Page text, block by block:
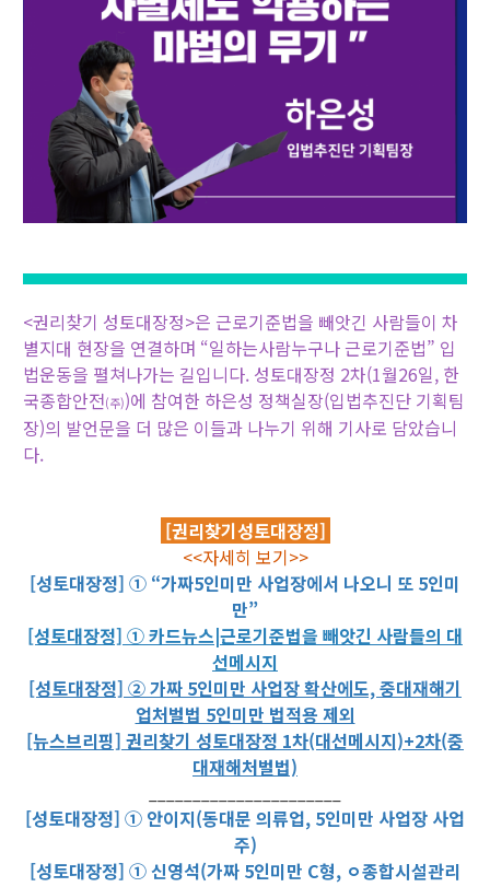
<권리찾기 성토대장정>은 근로기준법을 빼앗긴 사람들이 차
별지대 현장을 연결하며 “일하는사람누구나 근로기준법” 입
법운동을 펼쳐나가는 길입니다. 성토대장정 2차(1월26일, 한
국종합안전(주))에 참여한 하은성 정책실장(입법추진단 기획팀
장)의 발언문을 더 많은 이들과 나누기 위해 기사로 담았습니
다.
[권리찾기성토대장정]
<<자세히 보기>>
[성토대장정] ① “가짜5인미만 사업장에서 나오니 또 5인미
만”
[성토대장정] ① 카드뉴스|근로기준법을 빼앗긴 사람들의 대
선메시지
[성토대장정] ② 가짜 5인미만 사업장 확산에도, 중대재해기
업처벌법 5인미만 법적용 제외
[뉴스브리핑] 권리찾기 성토대장정 1차(대선메시지)+2차(중
대재해처벌법)
[성토대장정] ① 안이지(동대문 의류업, 5인미만 사업장 사업
주)
[성토대장정] ① 신영석(가짜 5인미만 C형, ㅇ종합시설관리